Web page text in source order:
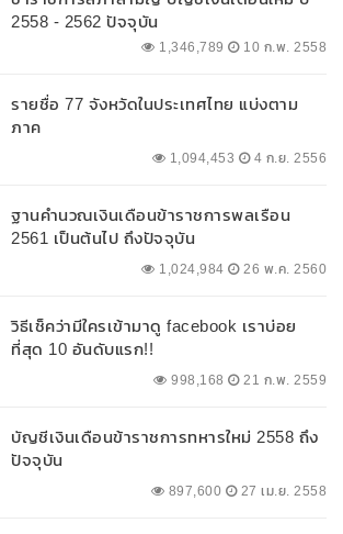
2558 - 2562 ปัจจุบัน
1,346,789 10 ก.พ. 2558
รายชื่อ 77 จังหวัดในประเทศไทย แบ่งตาม
ภาค
1,094,453 4 ก.ย. 2556
ฐานคำนวณเงินเดือนข้าราชการพลเรือน
2561 เป็นต้นไป ถึงปัจจุบัน
1,024,984 26 พ.ค. 2560
วิธีเช็คว่ามีใครเข้ามาดู facebook เราบ่อย
ที่สุด 10 อันดับแรก!!
998,168 21 ก.พ. 2559
บัญชีเงินเดือนข้าราชการทหารใหม่ 2558 ถึง
ปัจจุบัน
897,600 27 เม.ย. 2558